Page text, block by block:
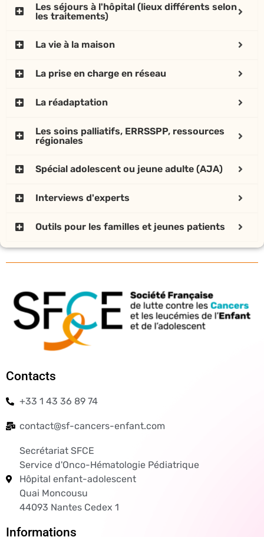
Les séjours à l'hôpital (lieux différents selon
les traitements)
La vie à la maison
La prise en charge en réseau
La réadaptation
Les soins palliatifs, ERRSSPP, ressources
régionales
Spécial adolescent ou jeune adulte (AJA)
Interviews d'experts
Outils pour les familles et jeunes patients
Contacts
+33 1 43 36 89 74
contact@sf-cancers-enfant.com
Secrétariat SFCE
Service d'Onco-Hématologie Pédiatrique
Hôpital enfant-adolescent
Quai Moncousu
44093 Nantes Cedex 1
Informations